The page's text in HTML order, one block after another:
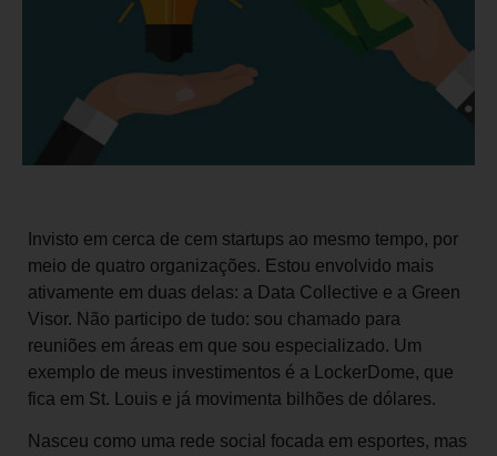
Invisto em cerca de cem startups ao mesmo tempo, por
meio de quatro organizações. Estou envolvido mais
ativamente em duas delas: a Data Collective e a Green
Visor. Não participo de tudo: sou chamado para
reuniões em áreas em que sou especializado. Um
exemplo de meus investimentos é a LockerDome, que
fica em St. Louis e já movimenta bilhões de dólares.
Nasceu como uma rede social focada em esportes, mas